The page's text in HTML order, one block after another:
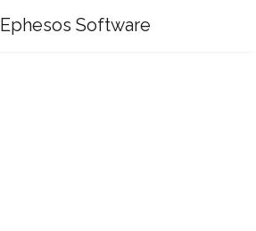
Ephesos Software